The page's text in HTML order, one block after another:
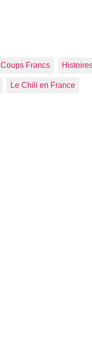
Coups Francs
Le Chili en France